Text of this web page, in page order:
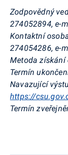
Zodpovědný
274052894, e-
Kontaktní
274054286, e-
Metoda získání
Termín
Navazující
https://
Termín